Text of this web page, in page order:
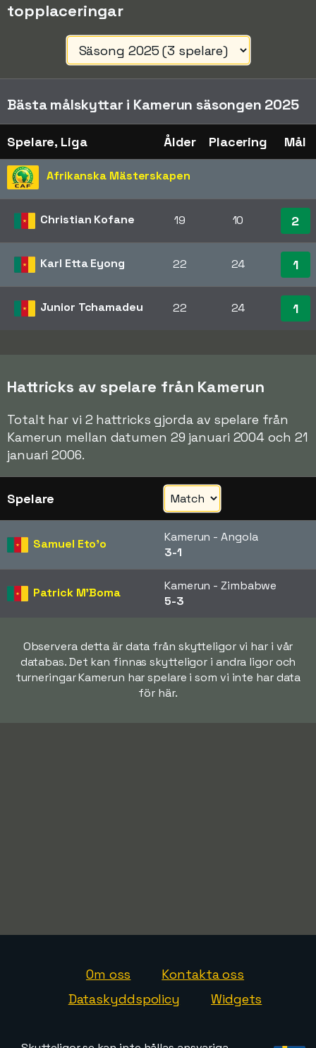
topplaceringar
Bästa målskyttar i Kamerun säsongen 2025
Spelare, Liga Ålder Placering Mål
Afrikanska Mästerskapen
Christian Kofane 19 10 2
Karl Etta Eyong 22 24 1
Junior Tchamadeu 22 24 1
Hattricks av spelare från Kamerun
Totalt har vi 2 hattricks gjorda av spelare från
Kamerun mellan datumen 29 januari 2004 och 21
januari 2006.
Spelare
Samuel Eto'o
Kamerun - Angola
3-1
Patrick M'Boma
Kamerun - Zimbabwe
5-3
Observera detta är data från skytteligor vi har i vår
databas. Det kan finnas skytteligor i andra ligor och
turneringar Kamerun har spelare i som vi inte har data
för här.
Om oss
Kontakta oss
Dataskyddspolicy
Widgets